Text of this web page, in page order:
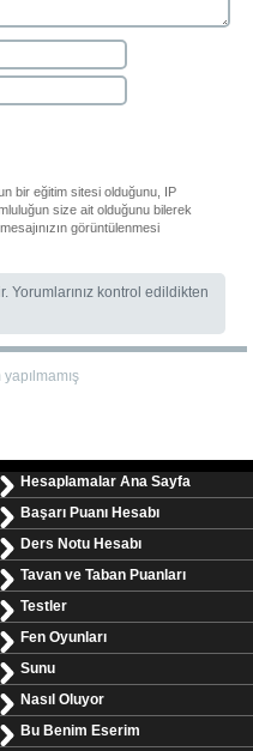
bir eğitim sitesi olduğunu, IP
size ait olduğunu bilerek
görüntülenmesi
Yorumlarınız kontrol edildikten
Hesaplamalar Ana Sayfa
Başarı Puanı Hesabı
Ders Notu Hesabı
Tavan ve Taban Puanları
Testler
Fen Oyunları
Sunu
Nasıl Oluyor
Bu Benim Eserim